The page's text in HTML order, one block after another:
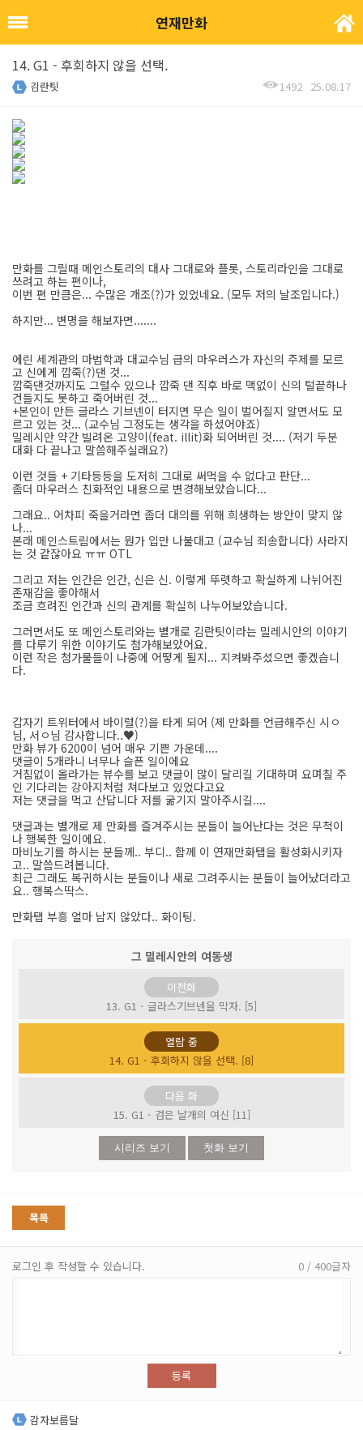
연재만화
14. G1 - 후회하지 않을 선택.
김란팃 1492 25.08.17
만화를 그릴때 메인스토리의 대사 그대로와 플롯, 스토리라인을 그대로
쓰려고 하는 편이나,
이번 편 만큼은... 수많은 개조(?)가 있었네요. (모두 저의 날조입니다.)
하지만... 변명을 해보자면.......
에린 세계관의 마법학과 대교수님 급의 마우러스가 자신의 주제를 모르
고 신에게 깝죽(?)댄 것...
깝죽댄것까지도 그럴수 있으나 깝죽 댄 직후 바로 맥없이 신의 털끝하나
건들지도 못하고 죽어버린 것...
+본인이 만든 글라스 기브넨이 터지면 무슨 일이 벌어질지 알면서도 모
르고 있는 것... (교수님 그정도는 생각을 하셨어야죠)
밀레시안 약간 빌려온 고양이(feat. illit)화 되어버린 것.... (저기 두분
대화 다 끝나고 말씀해주실래요?)
이런 것들 + 기타등등을 도저히 그대로 써먹을 수 없다고 판단...
좀더 마우러스 친화적인 내용으로 변경해보았습니다...
그래요.. 어차피 죽을거라면 좀더 대의를 위해 희생하는 방안이 맞지 않
나...
본래 메인스트림에서는 뭔가 입만 나불대고 (교수님 죄송합니다) 사라지
는 것 같잖아요 ㅠㅠ OTL
그리고 저는 인간은 인간, 신은 신. 이렇게 뚜렷하고 확실하게 나뉘어진
존재감을 좋아해서
조금 흐려진 인간과 신의 관계를 확실히 나누어보았습니다.
그러면서도 또 메인스토리와는 별개로 김란팃이라는 밀레시안의 이야기
를 다루기 위한 이야기도 첨가해보았어요.
이런 작은 첨가물들이 나중에 어떻게 될지... 지켜봐주셨으면 좋겠습니
다.
갑자기 트위터에서 바이럴(?)을 타게 되어 (제 만화를 언급해주신 시ㅇ
님, 서ㅇ님 감사합니다..♥)
만화 뷰가 6200이 넘어 매우 기쁜 가운데....
댓글이 5개라니 너무나 슬픈 일이에요
거침없이 올라가는 뷰수를 보고 댓글이 많이 달리길 기대하며 요며칠 주
인 기다리는 강아지처럼 쳐다보고 있었다고요
저는 댓글을 먹고 산답니다 저를 굶기지 말아주시길....
댓글과는 별개로 제 만화를 즐겨주시는 분들이 늘어난다는 것은 무척이
나 행복한 일이에요.
마비노기를 하시는 분들께.. 부디.. 함께 이 연재만화탭을 활성화시키자
고.. 말씀드려봅니다.
최근 그래도 복귀하시는 분들이나 새로 그려주시는 분들이 늘어났더라고
요.. 행복스딱스.
만화탭 부흥 얼마 남지 않았다.. 화이팅.
그 밀레시안의 여동생
이전화
13. G1 - 글라스기브넨을 막자. [5]
열람 중
14. G1 - 후회하지 않을 선택. [8]
다음 화
15. G1 - 검은 날개의 여신 [11]
시리즈 보기 첫화 보기
목록
로그인 후 작성할 수 있습니다. 0 / 400글자
등록
감자보름달